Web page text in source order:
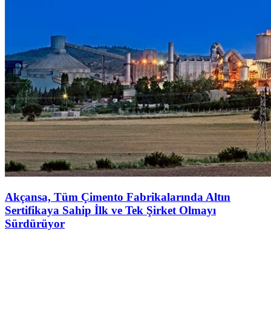
Akçansa, Tüm Çimento Fabrikalarında Altın
Sertifikaya Sahip İlk ve Tek Şirket Olmayı
Sürdürüyor